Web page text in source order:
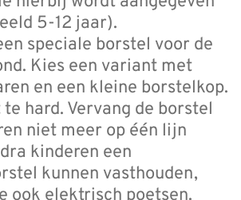
5-12 jaar).
speciale borstel voor de
Kies een variant met
en een kleine borstelkop.
hard. Vervang de borstel
niet meer op één lijn
kinderen een
kunnen vasthouden,
ook elektrisch poetsen.